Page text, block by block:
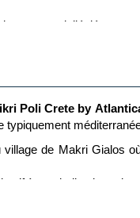
privilégié
l'esprit libre
sur l'essentiel : la
Poli Crete by
village de Makri Gialos
à une belle plage de